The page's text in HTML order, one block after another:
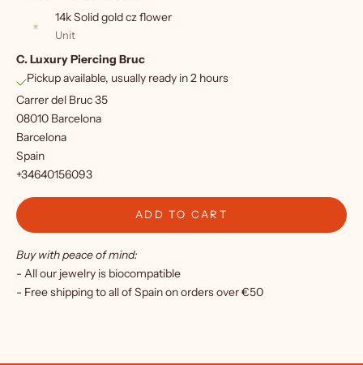
14k Solid gold cz flower
Unit
C. Luxury Piercing Bruc
Pickup available, usually ready in 2 hours
Carrer del Bruc 35
08010 Barcelona
Barcelona
Spain
+34640156093
ADD TO CART
Buy with peace of mind:
- All our jewelry is biocompatible
- Free shipping to all of Spain on orders over €50